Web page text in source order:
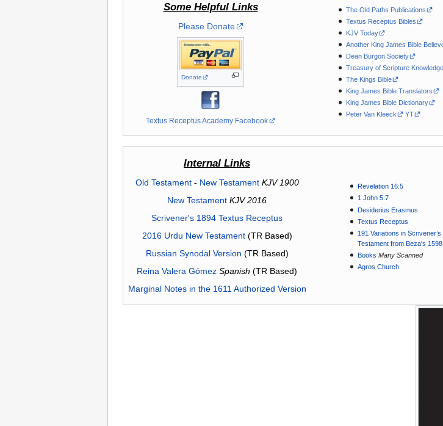
Some Helpful Links
Please Donate
Donate
Textus Receptus Academy Facebook
The Old Paths Publications
Textus Receptus Bibles
KJV Today
Another King James Bible
Dean Burgon Society
Treasury of Scripture Knowledge
The Kings Bible
King James Bible Translators
King James Bible Dictionary
Peter Van Kleeck
YT
Internal Links
Old Testament- New Testament KJV 1900
New Testament KJV 2016
Scrivener's 1894 Textus Receptus
2016 Urdu New Testament(TR Based)
Russian Synodal Version (TR Based)
Reina Valera Gómez Spanish (TR Based)
Marginal Notes in the 1611 Authorized Version
Revelation 16:5
1 John 5:7
Desiderius Erasmus
Textus Receptus
191 Variations in
Testament from Beza's
Books Many Scanned
Agros Church